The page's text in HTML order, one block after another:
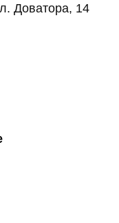
Доватора, 14